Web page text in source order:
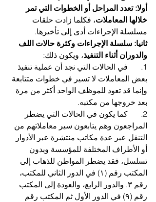
أولا: تعدد المراحل أو الخطوات التي تمر
خلالها المعاملات، فكلما زادت حلقات
مسلسلة الإجراءات أدى إلى تأخيرها.
ثانيا: سلسلة الإجراءات وكثرة حالات اللف
والدوران أثناء التنفيذ، ويكون ذلك:
1.	في الحالات التي نجد أن عملية تنفيذ
بعض المعاملات لا تسير في خطوات متتابعة
وإنما قد تعود للموظف الواحد أكثر من مرة
بعد خروجها من مكتبه.
2.	كما يكون في الحالات التي يضطر
المراجعون وهم يتابعون سير معاملاتهم من
التنقل عبر عدة مكاتب منتشرة عبر الأدوار
أو الأطراف المختلفة للمؤسسة وبدون
تسلسل، فقد يضطر المواطن للذهاب إلى
المكتب رقم (۱) في الدور الثاني للمكتب،
رقم ۳. والدور الرابع، والعودة إلى المكتب
رقم (۹) في الدور الأول ثم المكتب رقم